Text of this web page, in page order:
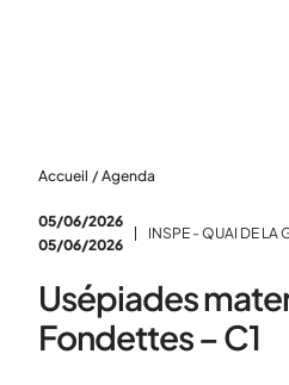
Accueil / Agenda
05/06/2026
05/06/2026
INSPE - QUAI DE LA
Usépiades
Fondettes – C1